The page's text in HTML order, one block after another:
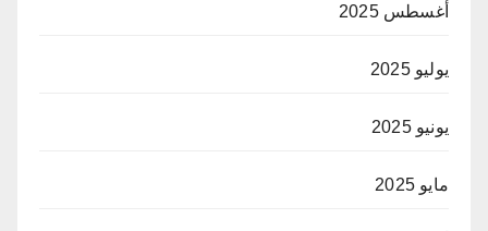
أغسطس 2025
يوليو 2025
يونيو 2025
مايو 2025